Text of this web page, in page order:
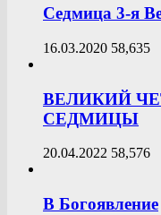
Седмица 3-я
16.03.2020 58,635
ВЕЛИКИЙ
СЕДМИЦЫ
20.04.2022 58,576
В Богоявление